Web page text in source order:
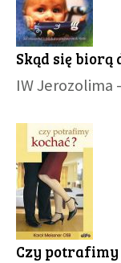
Skąd się biorą
IW Jerozolima -
Czy potrafimy